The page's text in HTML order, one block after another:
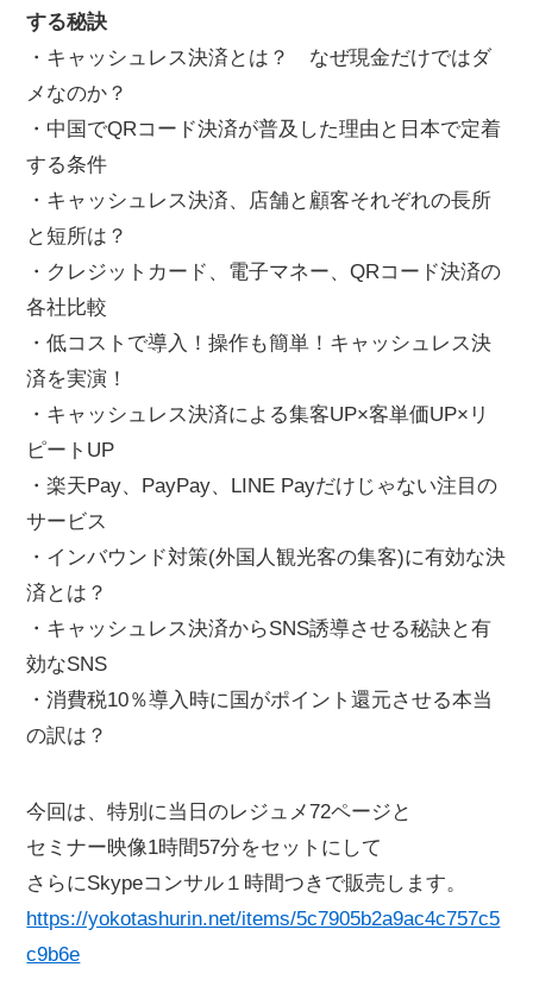
する秘訣
・キャッシュレス決済とは？ なぜ現金だけではダ
メなのか？
・中国でQRコード決済が普及した理由と日本で定着
する条件
・キャッシュレス決済、店舗と顧客それぞれの長所
と短所は？
・クレジットカード、電子マネー、QRコード決済の
各社比較
・低コストで導入！操作も簡単！キャッシュレス決
済を実演！
・キャッシュレス決済による集客UP×客単価UP×リ
ピートUP
・楽天Pay、PayPay、LINE Payだけじゃない注目の
サービス
・インバウンド対策(外国人観光客の集客)に有効な決
済とは？
・キャッシュレス決済からSNS誘導させる秘訣と有
効なSNS
・消費税10％導入時に国がポイント還元させる本当
の訳は？
今回は、特別に当日のレジュメ72ページと
セミナー映像1時間57分をセットにして
さらにSkypeコンサル１時間つきで販売します。
https://yokotashurin.net/items/5c7905b2a9ac4c757c5
c9b6e